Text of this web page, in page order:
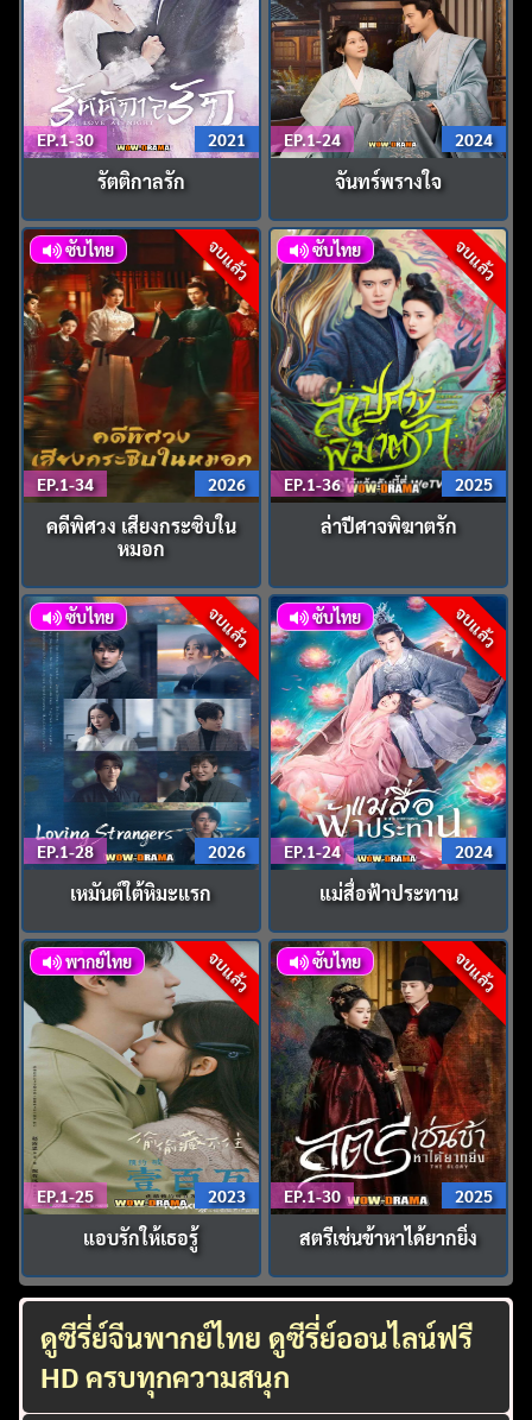
EP.1-30 2021
รัตติกาลรัก
EP.1-24 2024
จันทร์พรางใจ
จบแล้ว
ซับไทย
EP.1-34 2026
คดีพิศวง เสียงกระซิบใน
หมอก
จบแล้ว
ซับไทย
EP.1-36 2025
ล่าปีศาจพิฆาตรัก
จบแล้ว
ซับไทย
EP.1-28 2026
เหมันต์ใต้หิมะแรก
จบแล้ว
ซับไทย
EP.1-24 2024
แม่สื่อฟ้าประทาน
จบแล้ว
พากย์ไทย
EP.1-25 2023
แอบรักให้เธอรู้
จบแล้ว
ซับไทย
EP.1-30 2025
สตรีเช่นข้าหาได้ยากยิ่ง
ดูซีรี่ย์จีนพากย์ไทย ดูซีรี่ย์ออนไลน์ฟรี
HD ครบทุกความสนุก